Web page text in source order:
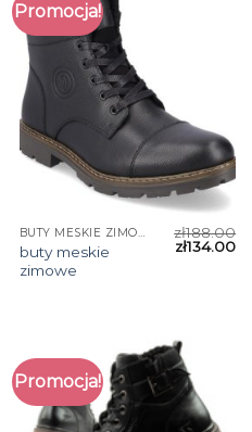
Promocja!
BUTY MESKIE ZIMOWE
buty meskie
zimowe
zł188.00
zł134.00
Promocja!